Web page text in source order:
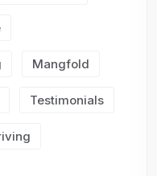
Mangfold
Testimonials